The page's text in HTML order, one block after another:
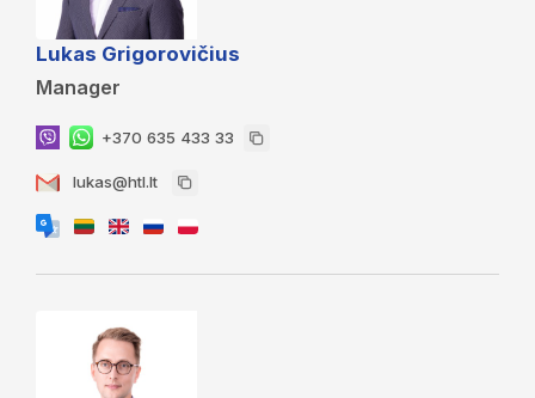
Lukas Grigorovičius
Manager
+370 635 433 33
lukas@htl.lt